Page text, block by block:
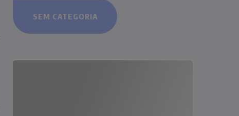
SEM CATEGORIA